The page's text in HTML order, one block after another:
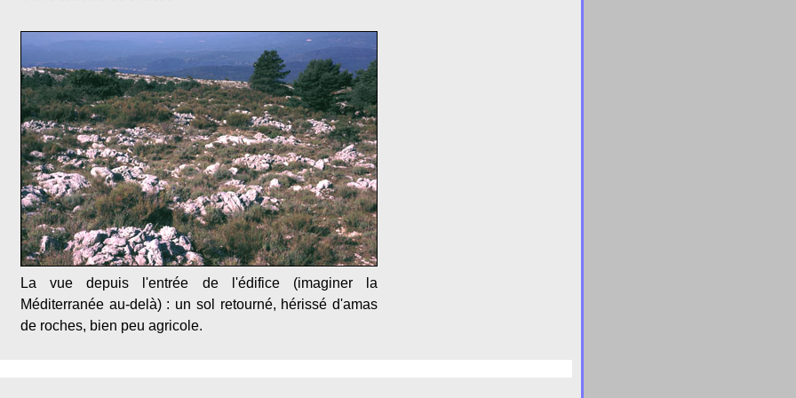
La vue depuis l'entrée de l'édifice (imaginer la
Méditerranée au-delà) : un sol retourné, hérissé d'amas
de roches, bien peu agricole.